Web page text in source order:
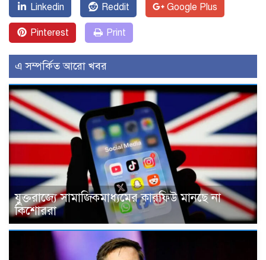
Linkedin Reddit Google Plus
Pinterest Print
এ সম্পর্কিত আরো খবর
যুক্তরাজ্যে সামাজিকমাধ্যমের কারফিউ মানছে না
কিশোররা